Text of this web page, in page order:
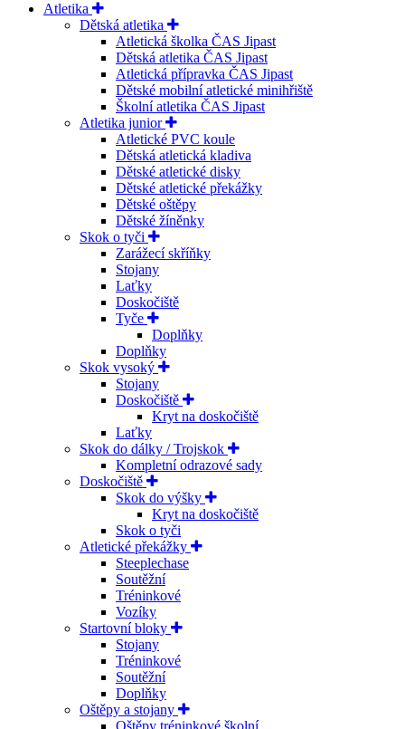
Atletika
Dětská atletika
Atletická školka ČAS Jipast
Dětská atletika ČAS Jipast
Atletická přípravka ČAS Jipast
Dětské mobilní atletické minihřiště
Školní atletika ČAS Jipast
Atletika junior
Atletické PVC koule
Dětská atletická kladiva
Dětské atletické disky
Dětské atletické překážky
Dětské oštěpy
Dětské žíněnky
Skok o tyči
Zarážecí skříňky
Stojany
Laťky
Doskočiště
Tyče
Doplňky
Doplňky
Skok vysoký
Stojany
Doskočiště
Kryt na doskočiště
Laťky
Skok do dálky / Trojskok
Kompletní odrazové sady
Doskočiště
Skok do výšky
Kryt na doskočiště
Skok o tyči
Atletické překážky
Steeplechase
Soutěžní
Tréninkové
Vozíky
Startovní bloky
Stojany
Tréninkové
Soutěžní
Doplňky
Oštěpy a stojany